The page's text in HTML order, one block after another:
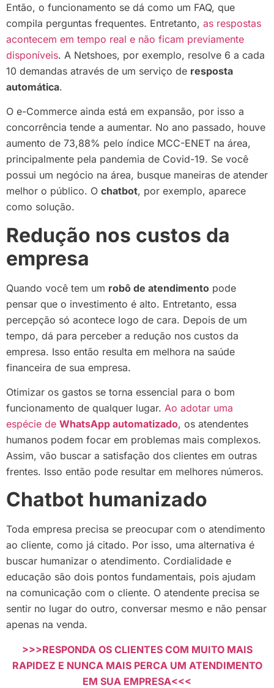
Então, o funcionamento se dá como um FAQ, que
compila perguntas frequentes. Entretanto, as respostas
acontecem em tempo real e não ficam previamente
disponíveis. A Netshoes, por exemplo, resolve 6 a cada
10 demandas através de um serviço de resposta
automática.
O e-Commerce ainda está em expansão, por isso a
concorrência tende a aumentar. No ano passado, houve
aumento de 73,88% pelo índice MCC-ENET na área,
principalmente pela pandemia de Covid-19. Se você
possui um negócio na área, busque maneiras de atender
melhor o público. O chatbot, por exemplo, aparece
como solução.
Redução nos custos da
empresa
Quando você tem um robô de atendimento pode
pensar que o investimento é alto. Entretanto, essa
percepção só acontece logo de cara. Depois de um
tempo, dá para perceber a redução nos custos da
empresa. Isso então resulta em melhora na saúde
financeira de sua empresa.
Otimizar os gastos se torna essencial para o bom
funcionamento de qualquer lugar. Ao adotar uma
espécie de WhatsApp automatizado, os atendentes
humanos podem focar em problemas mais complexos.
Assim, vão buscar a satisfação dos clientes em outras
frentes. Isso então pode resultar em melhores números.
Chatbot humanizado
Toda empresa precisa se preocupar com o atendimento
ao cliente, como já citado. Por isso, uma alternativa é
buscar humanizar o atendimento. Cordialidade e
educação são dois pontos fundamentais, pois ajudam
na comunicação com o cliente. O atendente precisa se
sentir no lugar do outro, conversar mesmo e não pensar
apenas na venda.
>>>RESPONDA OS CLIENTES COM MUITO MAIS
RAPIDEZ E NUNCA MAIS PERCA UM ATENDIMENTO
EM SUA EMPRESA<<<